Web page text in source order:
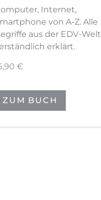
Internet,
von A-Z. Alle
aus der EDV-Welt
erklärt.
€
ZUM BUCH